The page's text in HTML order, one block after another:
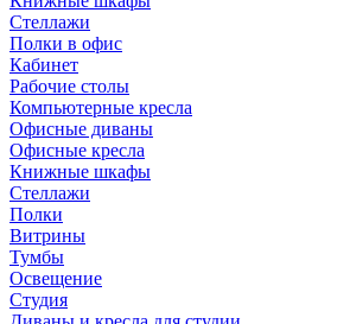
Стеллажи
Полки в офис
Кабинет
Рабочие столы
Компьютерные кресла
Офисные диваны
Офисные кресла
Книжные шкафы
Стеллажи
Полки
Витрины
Тумбы
Освещение
Студия